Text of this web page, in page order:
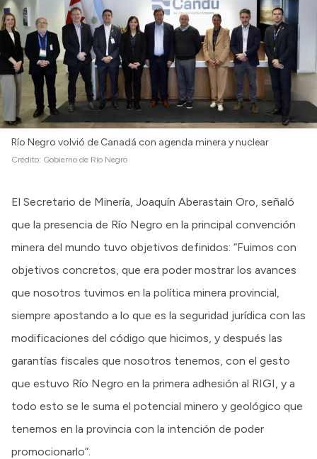
Río Negro volvió de Canadá con agenda minera y nuclear
Crédito: Gobierno de Río Negro
El Secretario de Minería, Joaquín Aberastain Oro, señaló
que la presencia de Río Negro en la principal convención
minera del mundo tuvo objetivos definidos: “Fuimos con
objetivos concretos, que era poder mostrar los avances
que nosotros tuvimos en la política minera provincial,
siempre apostando a lo que es la seguridad jurídica con las
modificaciones del código que hicimos, y después las
garantías fiscales que nosotros tenemos, con el gesto
que estuvo Río Negro en la primera adhesión al RIGI, y a
todo esto se le suma el potencial minero y geológico que
tenemos en la provincia con la intención de poder
promocionarlo”.